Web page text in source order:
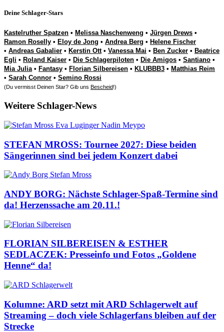
Deine Schlager-Stars
Kastelruther Spatzen • Melissa Naschenweng • Jürgen Drews •
Ramon Roselly • Eloy de Jong • Andrea Berg • Helene Fischer
• Andreas Gabalier • Kerstin Ott• Vanessa Mai • Ben Zucker • Beatrice
Egli • Roland Kaiser • Die Schlagerpiloten • Die Amigos • Santiano •
Mia Julia• Fantasy • Florian Silbereisen • KLUBBB3 • Matthias Reim
• Sarah Connor • Semino Rossi
(Du vermisst Deinen Star? Gib uns Bescheid!)
Weitere Schlager-News
STEFAN MROSS: Tournee 2027: Diese beiden
Sängerinnen sind bei jedem Konzert dabei
ANDY BORG: Nächste Schlager-Spaß-Termine sind
da! Herzenssache am 20.11.!
FLORIAN SILBEREISEN & ESTHER
SEDLACZEK: Presseinfo und Fotos „Goldene
Henne“ da!
Kolumne: ARD setzt mit ARD Schlagerwelt auf
Streaming – doch viele Schlagerfans bleiben auf der
Strecke